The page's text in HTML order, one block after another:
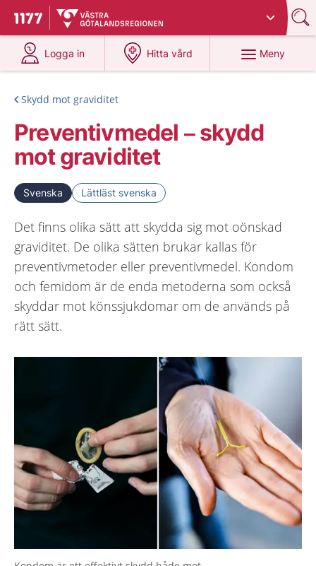
Till startsidan för 1177
Du har valt region
Logga in
på 1177.se
Hitta vård
på 1177.se
Meny
Skydd mot graviditet
Preventivmedel – skydd
mot graviditet
Svenska Lättläst svenska
Det finns olika sätt att skydda sig mot oönskad
graviditet. De olika sätten brukar kallas för
preventivmetoder eller preventivmedel. Kondom
och femidom är de enda metoderna som också
skyddar mot könssjukdomar om de används på
rätt sätt.